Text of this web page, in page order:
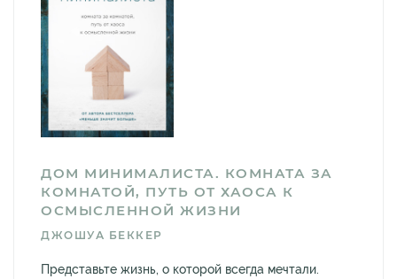
ДОМ МИНИМАЛИСТА. КОМНАТА ЗА
КОМНАТОЙ, ПУТЬ ОТ ХАОСА К
ОСМЫСЛЕННОЙ ЖИЗНИ
ДЖОШУА БЕККЕР
Представьте жизнь, о которой всегда мечтали.